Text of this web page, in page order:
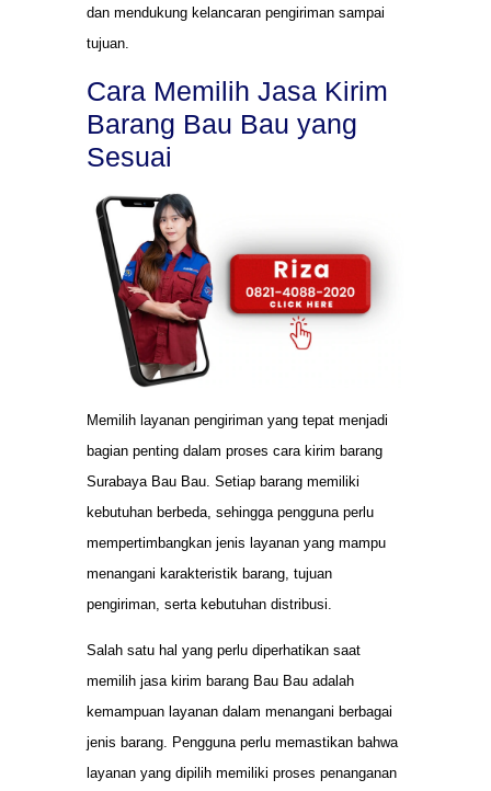
dan mendukung kelancaran pengiriman sampai
tujuan.
Cara Memilih Jasa Kirim
Barang Bau Bau yang
Sesuai
Memilih layanan pengiriman yang tepat menjadi
bagian penting dalam proses cara kirim barang
Surabaya Bau Bau. Setiap barang memiliki
kebutuhan berbeda, sehingga pengguna perlu
mempertimbangkan jenis layanan yang mampu
menangani karakteristik barang, tujuan
pengiriman, serta kebutuhan distribusi.
Salah satu hal yang perlu diperhatikan saat
memilih jasa kirim barang Bau Bau adalah
kemampuan layanan dalam menangani berbagai
jenis barang. Pengguna perlu memastikan bahwa
layanan yang dipilih memiliki proses penanganan